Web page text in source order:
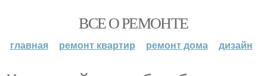
ВСЕ О РЕМОНТЕ
главная ремонт квартир ремонт дома дизайн